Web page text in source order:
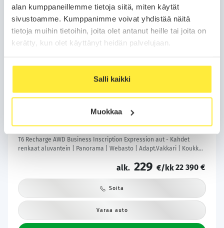
alan kumppaneillemme tietoja siitä, miten käytät
sivustoamme. Kumppanimme voivat yhdistää näitä
tietoja muihin tietoihin, joita olet antanut heille tai joita on
kerätty, kun olet käyttänyt heidän palvelujaan.
Salli kaikki
Muokkaa
T6 Recharge AWD Business Inscription Expression aut - Kahdet
renkaat aluvantein | Panorama | Webasto | Adapt.Vakkari | Koukku |
alk. 229 €/kk22 390 €
Soita
Varaa auto